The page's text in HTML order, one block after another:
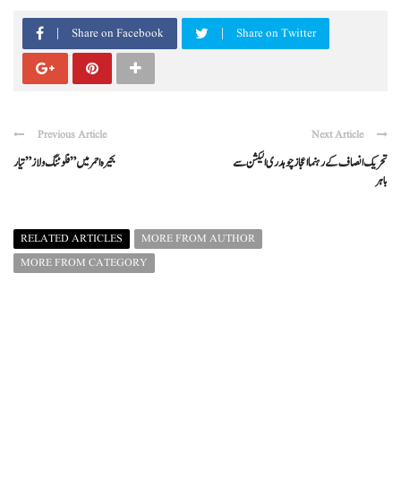
Share on Facebook Share on Twitter
Previous Article
بحیرہ احمر میں ” فلوٹنگ ولاز” تیار
Next Article
تحریک انصاف کے رہنما اعجاز چوہدری الیکشن سے
باہر
RELATED ARTICLES
MORE FROM AUTHOR
MORE FROM CATEGORY